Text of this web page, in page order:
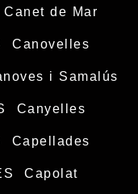
de Mar
Canovelles
i Samalús
Canyelles
Capellades
Capolat